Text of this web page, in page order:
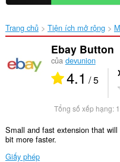
Trang chủ Tiện ích mở rộng
Ebay Button
của devunion
4.1 / 5
Tổng số xếp hạng:
Small and fast extension that
bit more faster.
Giấy phép